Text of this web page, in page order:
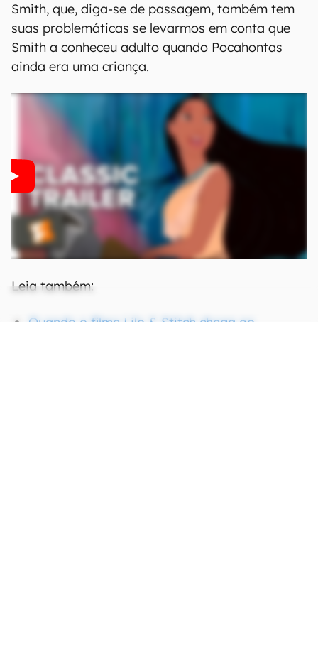
Smith, que, diga-se de passagem, também tem
suas problemáticas se levarmos em conta que
Smith a conheceu adulto quando Pocahontas
ainda era uma criança.
Leia também:
Quando o filme Lilo & Stitch chega ao